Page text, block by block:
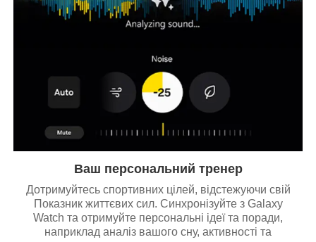
Ваш персональний тренер
Дотримуйтесь спортивних цілей, відстежуючи свій
Показник життєвих сил. Синхронізуйте з Galaxy
Watch та отримуйте персональні ідеї та поради,
наприклад аналіз вашого сну, активності та